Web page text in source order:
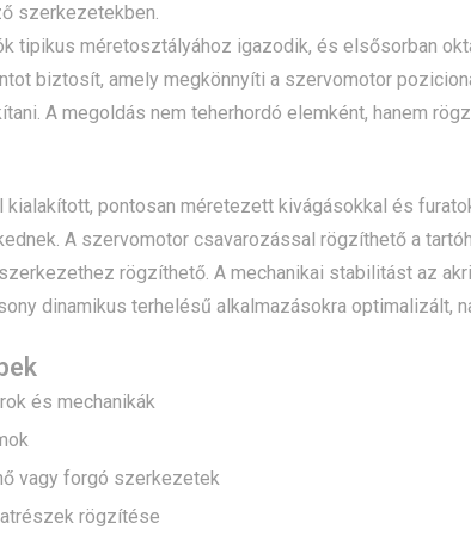
szerkezetekben.
tipikus méretosztályához igazodik, és elsősorban
biztosít, amely megkönnyíti a szervomotor
A megoldás nem teherhordó elemként, hanem
pontosan méretezett kivágásokkal és
A szervomotor csavarozással rögzíthető a
rögzíthető. A mechanikai stabilitást az
dinamikus terhelésű alkalmazásokra optimalizált,
és mechanikák
vagy forgó szerkezetek
rögzítése